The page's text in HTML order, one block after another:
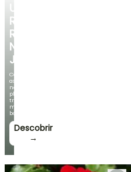
UM
RECANTO
REFRESCANTE
NO
JARDIM
Com
as
nossas
plantas
trepadeiras
mais
bonitas!
Descobrir
→